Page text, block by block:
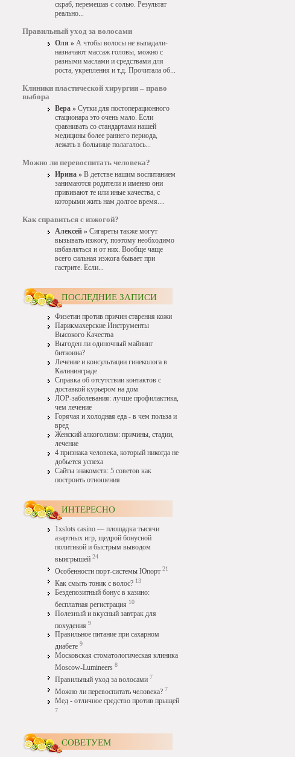
скраб, перемешав с солью. Результат
реально...
Правильный уход за волосами
Оля » А чтобы волосы не выпадали-
назначают массаж головы, можно с
разными маслами и средствами для
роста, укрепления и т.д. Прочитала об...
Клиники пластической хирургии – право
выбора
Вера » Сутки для постоперационного
стационара это очень мало. Если
сравнивать со стандартами нашей
медицины более раннего периода,
лежать в больнице полагалось...
Можно ли перевоспитать человека?
Ирина » В детстве нашим воспитанием
занимаются родители и именно они
прививают те или иные качества, с
которыми жить нам долгое время....
Как справиться с изжогой?
Алексей » Сигареты также могут
вызывать изжогу, поэтому необходимо
избавляться и от них. Вообще чаще
всего сильная изжога бывает при
гастрите. Если...
ПОСЛЕДНИЕ ЗАПИСИ
Физетин против причин старения кожи
Парикмахерские Инструменты
Высокого Качества
Выгоден ли одиночный майнинг
биткоина?
Лечение и консультации гинеколога в
Калининграде
Справка об отсутствии контактов с
доставкой курьером на дом
ЛОР-заболевания: лучше профилактика,
чем лечение
Горячая и холодная еда - в чем польза и
вред
Женский алкоголизм: причины, стадии,
лечение
4 признака человека, который никогда не
добьется успеха
Сайты знакомств: 5 советов как
построить отношения
ИНТЕРЕСНО
1xslots casino — площадка тысячи
азартных игр, щедрой бонусной
политикой и быстрым выводом
выигрышей 24
Особенности порт-системы Юпорт 21
Как смыть тоник с волос? 13
Бездепозитный бонус в казино:
бесплатная регистрация 10
Полезный и вкусный завтрак для
похудения 9
Правильное питание при сахарном
диабете 9
Московская стоматологическая клиника
Moscow-Lumineers 8
Правильный уход за волосами 7
Можно ли перевоспитать человека? 7
Мед - отличное средство против прыщей
7
СОВЕТУЕМ